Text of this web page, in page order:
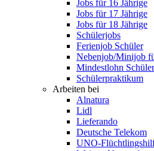
Jobs für 16 Jährige
Jobs für 17 Jährige
Jobs für 18 Jährige
Schülerjobs
Ferienjob Schüler
Nebenjob/Minijob
Mindestlohn Schüler
Schülerpraktikum
Arbeiten bei
Alnatura
Lidl
Lieferando
Deutsche Telekom
UNO-